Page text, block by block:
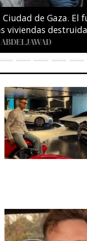
compiten en
Saint-Denis, en